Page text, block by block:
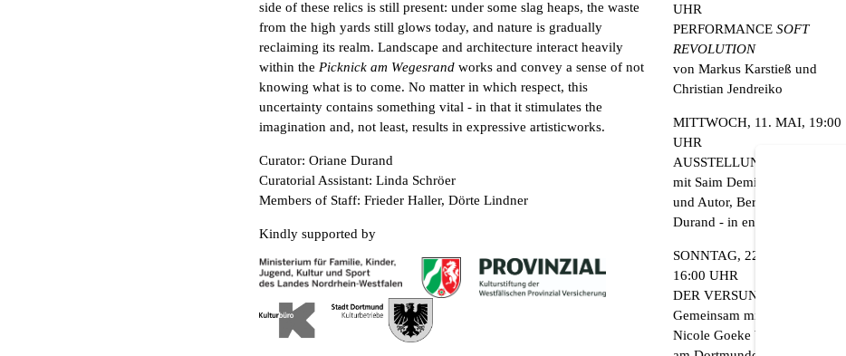
side of these relics is still present: under some slag heaps, the waste
from the high yards still glows today, and nature is gradually
reclaiming its realm. Landscape and architecture interact heavily
within the Picknick am Wegesrand works and convey a sense of not
knowing what is to come. No matter in which respect, this
uncertainty contains something vital - in that it stimulates the
imagination and, not least, results in expressive artisticworks.
Curator: Oriane Durand
Curatorial Assistant: Linda Schröer
Members of Staff: Frieder Haller, Dörte Lindner
Kindly supported by
UHR
PERFORMANCE SOFT
REVOLUTION
von Markus Karstieß und
Christian Jendreiko
MITTWOCH, 11. MAI, 19:00
UHR
AUSSTELLUNGSGESPRÄCH
mit Saim Demircan (Kurator
und Autor, Berlin) und Oriane
Durand - in englischer Sprache
SONNTAG, 22. MAI, 14:00 –
16:00 UHR
DER VERSUNKENE SCHATZ
Gemeinsam mit der Schamanin
Nicole Goeke begeben wir uns